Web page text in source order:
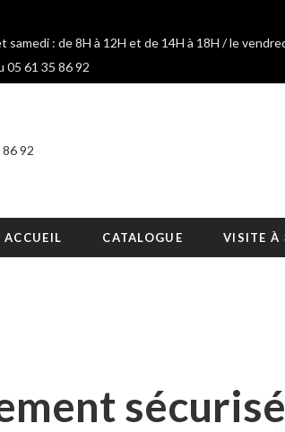
samedi : de 8H à 12H et de 14H à 18H / le
05 61 35 86 92
92
ACCUEIL CATALOGUE VISITE À